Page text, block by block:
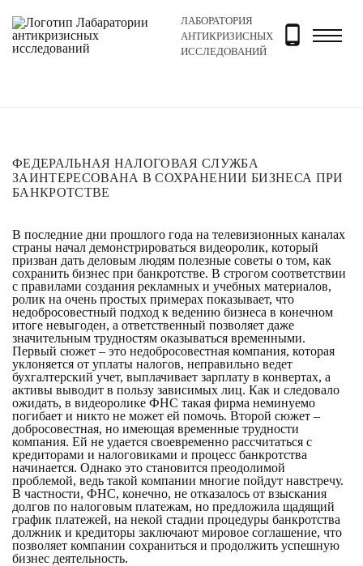
ЛАБОРАТОРИЯ
АНТИКРИЗИСНЫХ
ИССЛЕДОВАНИЙ
Главная Новости и блог Новости Федеральная
ФЕДЕРАЛЬНАЯ НАЛОГОВАЯ СЛУЖБА
ЗАИНТЕРЕСОВАНА В СОХРАНЕНИИ БИЗНЕСА ПРИ
БАНКРОТСТВЕ
В последние дни прошлого года на телевизионных каналах
страны начал демонстрироваться видеоролик, который
призван дать деловым людям полезные советы о том, как
сохранить бизнес при банкротстве. В строгом соответствии
с правилами создания рекламных и учебных материалов,
ролик на очень простых примерах показывает, что
недобросовестный подход к ведению бизнеса в конечном
итоге невыгоден, а ответственный позволяет даже
значительным трудностям оказываться временными.
Первый сюжет – это недобросовестная компания, которая
уклоняется от уплаты налогов, неправильно ведет
бухгалтерский учет, выплачивает зарплату в конвертах, а
активы выводит в пользу зависимых лиц. Как и следовало
ожидать, в видеоролике ФНС такая фирма неминуемо
погибает и никто не может ей помочь. Второй сюжет –
добросовестная, но имеющая временные трудности
компания. Ей не удается своевременно рассчитаться с
кредиторами и налоговиками и процесс банкротства
начинается. Однако это становится преодолимой
проблемой, ведь такой компании многие пойдут навстречу.
В частности, ФНС, конечно, не отказалось от взыскания
долгов по налоговым платежам, но предложила щадящий
график платежей, на некой стадии процедуры банкротства
должник и кредиторы заключают мировое соглашение, что
позволяет компании сохраниться и продолжить успешную
бизнес деятельность.